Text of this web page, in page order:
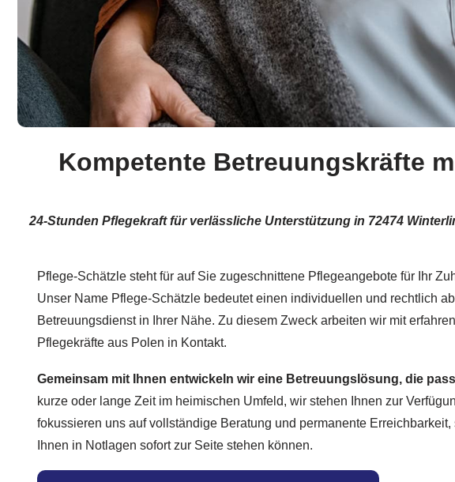
Kompetente Betreuungskräfte
24-Stunden Pflegekraft für verlässliche Unterstützung in 72474
Pflege-Schätzle steht für auf Sie zugeschnittene Pflegeangebote für Ihr
Unser Name Pflege-Schätzle bedeutet einen individuellen und rechtlich
Betreuungsdienst in Ihrer Nähe. Zu diesem Zweck arbeiten wir mit
Pflegekräfte aus Polen in Kontakt.
Gemeinsam mit Ihnen entwickeln wir eine Betreuungslösung, die
kurze oder lange Zeit im heimischen Umfeld, wir stehen Ihnen zur
fokussieren uns auf vollständige Beratung und permanente Erreichbarkeit,
Ihnen in Notlagen sofort zur Seite stehen können.